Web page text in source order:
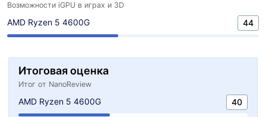
Возможности iGPU в играх и 3D
AMD Ryzen 5 4600G 44
Итоговая оценка
Итог от NanoReview
AMD Ryzen 5 4600G 40